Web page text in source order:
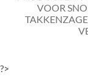
VOOR
?>